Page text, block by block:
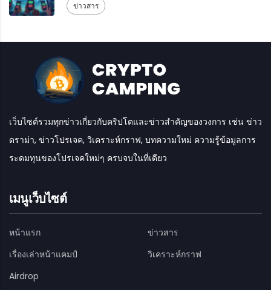
ข่าวสาร
เว็บไซต์รวมทุกข่าวเกี่ยวกับคริปโตและข่าวสำคัญของวงการ เช่น ข่าว
ดราม่า, ข่าวโปรเจค, วิเคราะห์กราฟ, บทความใหม่ ความรู้ข้อมูลการ
ระดมทุนของโปรเจคใหม่ๆ ครบจบในที่เดียว
เมนูเว็บไซต์
หน้าแรก
ข่าวสาร
เรื่องเล่าหน้าแคมป์
วิเคราะห์กราฟ
Airdrop